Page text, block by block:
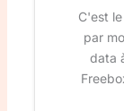
C'est
par
data